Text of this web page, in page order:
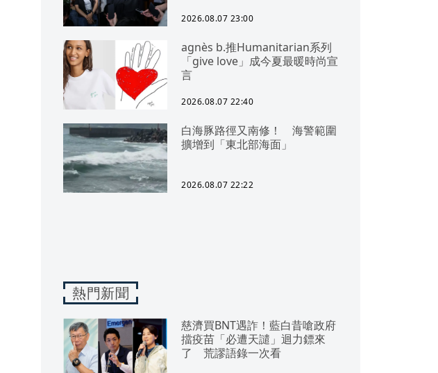
2026.08.07 23:00
agnès b.推Humanitarian系列
「give love」成今夏最暖時尚宣
言
2026.08.07 22:40
白海豚路徑又南修！ 海警範圍
擴增到「東北部海面」
2026.08.07 22:22
熱門新聞
慈濟買BNT遇詐！藍白昔嗆政府
擋疫苗「必遭天譴」迴力鏢來
了 荒謬語錄一次看